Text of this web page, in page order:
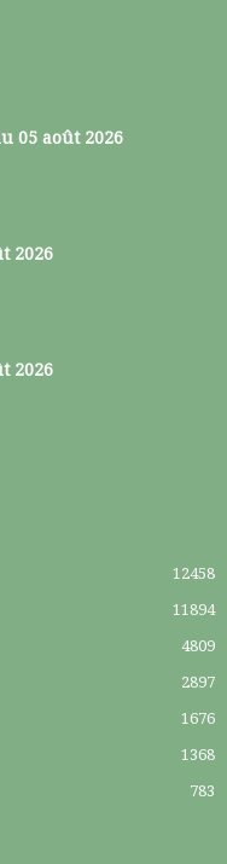
05 août 2026
2026
2026
12458
11894
4809
2897
1676
1368
783